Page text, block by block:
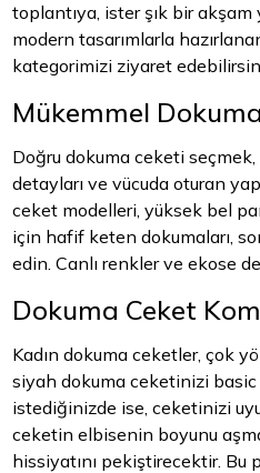
toplantıya, ister şık bir
modern tasarımlarla
kategorimizi ziyaret
Mükemmel
Doğru dokuma ceketi seçmek,
detayları ve vücuda oturan
ceket modelleri, yüksek bel
için hafif keten dokumaları,
edin. Canlı renkler ve ekose
Dokuma Ceket
Kadın dokuma ceketler, çok
siyah dokuma ceketinizi
istediğinizde ise, ceketinizi
ceketin elbisenin boyunu
hissiyatını pekiştirecektir. Bu